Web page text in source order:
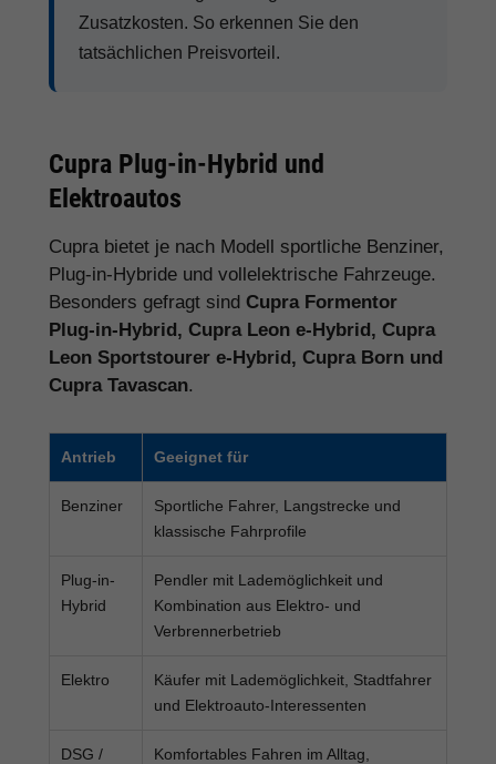
Zusatzkosten. So erkennen Sie den
tatsächlichen Preisvorteil.
Cupra Plug-in-Hybrid und
Elektroautos
Cupra bietet je nach Modell sportliche Benziner,
Plug-in-Hybride und vollelektrische Fahrzeuge.
Besonders gefragt sind Cupra Formentor
Plug-in-Hybrid, Cupra Leon e-Hybrid, Cupra
Leon Sportstourer e-Hybrid, Cupra Born und
Cupra Tavascan.
Antrieb Geeignet für
Benziner
Sportliche Fahrer, Langstrecke und
klassische Fahrprofile
Plug-in-
Hybrid
Pendler mit Lademöglichkeit und
Kombination aus Elektro- und
Verbrennerbetrieb
Elektro
Käufer mit Lademöglichkeit, Stadtfahrer
und Elektroauto-Interessenten
DSG /
Komfortables Fahren im Alltag,